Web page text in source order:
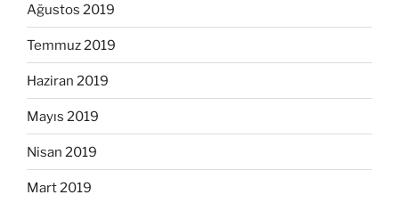
Ağustos 2019
Temmuz 2019
Haziran 2019
Mayıs 2019
Nisan 2019
Mart 2019